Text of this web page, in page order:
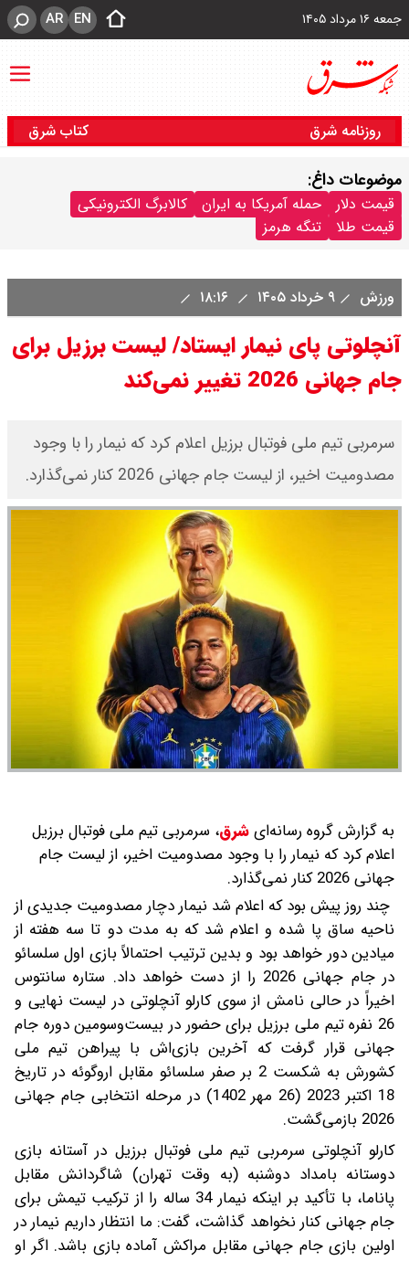
جمعه ۱۶ مرداد ۱۴۰۵ EN
AR
روزنامه شرق کتاب شرق
موضوعات داغ:
قیمت دلار حمله آمریکا به ایران
کالابرگ الکترونیکی
قیمت طلا
تنگه هرمز
ورزش ۹ خرداد ۱۴۰۵
آنچلوتی پای نیمار ایستاد/ لیست برزیل برای
جام جهانی 2026 تغییر نمی‌کند
سرمربی تیم ملی فوتبال برزیل اعلام کرد که نیمار را با وجود
مصدومیت اخیر، از لیست جام جهانی 2026 کنار نمی‌گذارد.
به گزارش گروه رسانه‌ایشرق، سرمربی تیم ملی فوتبال برزیل
اعلام کرد که نیمار را با وجود مصدومیت اخیر، از لیست جام
جهانی 2026 کنار نمی‌گذارد.
چند روز پیش بود که اعلام شد نیمار دچار مصدومیت جدیدی از
ناحیه ساق پا شده و اعلام شد که به مدت دو تا سه هفته از
میادین دور خواهد بود و بدین ترتیب احتمالاً بازی اول سلسائو
در جام جهانی 2026 را از دست خواهد داد. ستاره سانتوس
اخیراً در حالی نامش از سوی کارلو آنچلوتی در لیست نهایی و
26 نفره تیم ملی برزیل برای حضور در بیست‌وسومین دوره جام
جهانی قرار گرفت که آخرین بازی‌اش با پیراهن تیم ملی
کشورش به شکست 2 بر صفر سلسائو مقابل اروگوئه در تاریخ
18 اکتبر 2023 (26 مهر 1402) در مرحله انتخابی جام جهانی
2026 بازمی‌گشت.
کارلو آنچلوتی سرمربی تیم ملی فوتبال برزیل در آستانه بازی
دوستانه بامداد دوشنبه (به وقت تهران) شاگردانش مقابل
پاناما، با تأکید بر اینکه نیمار 34 ساله را از ترکیب تیمش برای
جام جهانی کنار نخواهد گذاشت، گفت: ما انتظار داریم نیمار در
اولین بازی جام جهانی مقابل مراکش آماده بازی باشد. اگر او